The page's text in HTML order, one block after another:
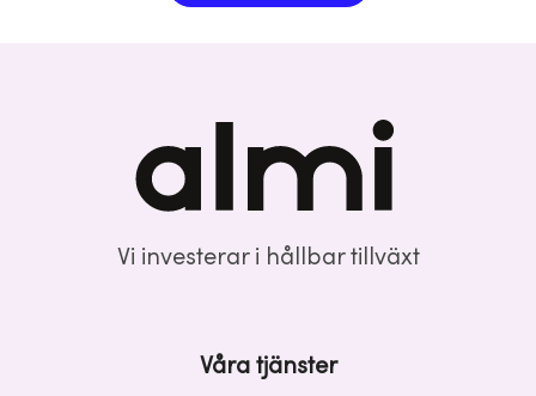
Vi investerar i hållbar tillväxt
Våra tjänster